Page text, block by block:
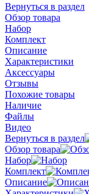
Вернуться в раздел
Обзор товара
Набор
Комплект
Описание
Характеристики
Аксессуары
Отзывы
Похожие товары
Наличие
Файлы
Видео
Вернуться в раздел
Обзор товара
Набор
Комплект
Описание